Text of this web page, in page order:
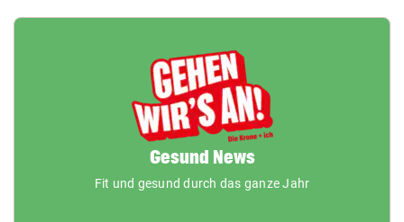
Gesund News
Fit und gesund durch das ganze Jahr